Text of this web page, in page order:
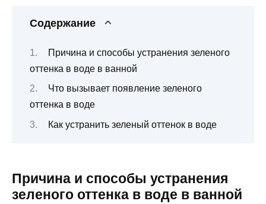
Содержание
Причина и способы устранения зеленого
оттенка в воде в ванной
Что вызывает появление зеленого
оттенка в воде
Как устранить зеленый оттенок в воде
Причина и способы устранения
зеленого оттенка в воде в ванной